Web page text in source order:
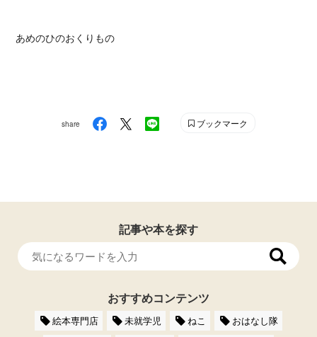
あめのひのおくりもの
share ブックマーク
記事や本を探す
おすすめコンテンツ
絵本専門店 未就学児 ねこ
おはなし隊